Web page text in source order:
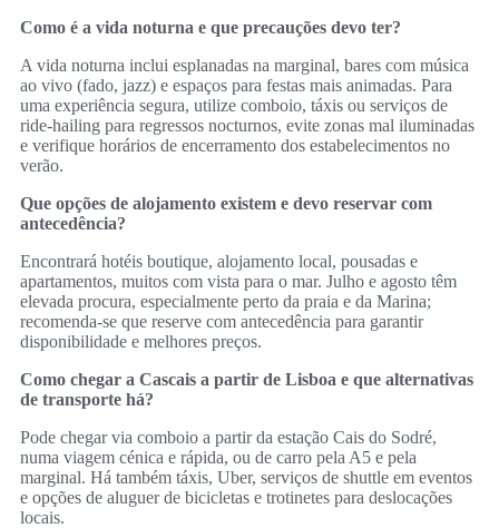
Como é a vida noturna e que precauções devo ter?
A vida noturna inclui esplanadas na marginal, bares com música
ao vivo (fado, jazz) e espaços para festas mais animadas. Para
uma experiência segura, utilize comboio, táxis ou serviços de
ride-hailing para regressos nocturnos, evite zonas mal iluminadas
e verifique horários de encerramento dos estabelecimentos no
verão.
Que opções de alojamento existem e devo reservar com
antecedência?
Encontrará hotéis boutique, alojamento local, pousadas e
apartamentos, muitos com vista para o mar. Julho e agosto têm
elevada procura, especialmente perto da praia e da Marina;
recomenda-se que reserve com antecedência para garantir
disponibilidade e melhores preços.
Como chegar a Cascais a partir de Lisboa e que alternativas
de transporte há?
Pode chegar via comboio a partir da estação Cais do Sodré,
numa viagem cénica e rápida, ou de carro pela A5 e pela
marginal. Há também táxis, Uber, serviços de shuttle em eventos
e opções de aluguer de bicicletas e trotinetes para deslocações
locais.